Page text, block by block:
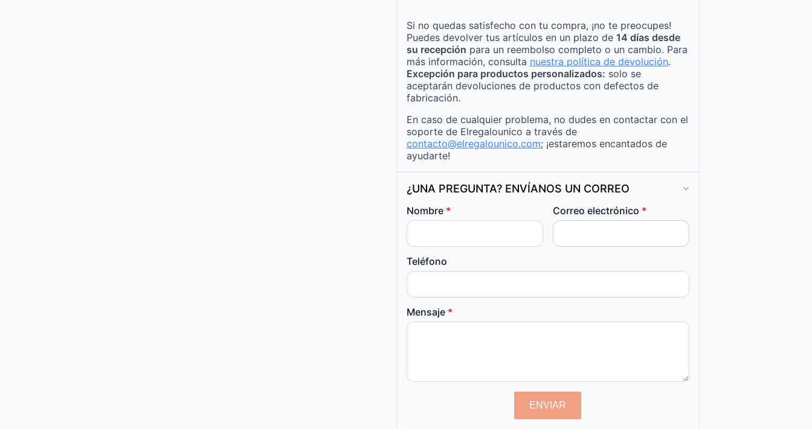
Si no quedas satisfecho con tu compra, ¡no te preocupes!
Puedes devolver tus artículos en un plazo de 14 días desde
su recepción para un reembolso completo o un cambio. Para
más información, consulta nuestra política de devolución.
Excepción para productos personalizados: solo se
aceptarán devoluciones de productos con defectos de
fabricación.
En caso de cualquier problema, no dudes en contactar con el
soporte de Elregalounico a través de
contacto@elregalounico.com; ¡estaremos encantados de
ayudarte!
¿UNA PREGUNTA? ENVÍANOS UN CORREO
Nombre * Correo electrónico *
Teléfono
Mensaje *
ENVIAR